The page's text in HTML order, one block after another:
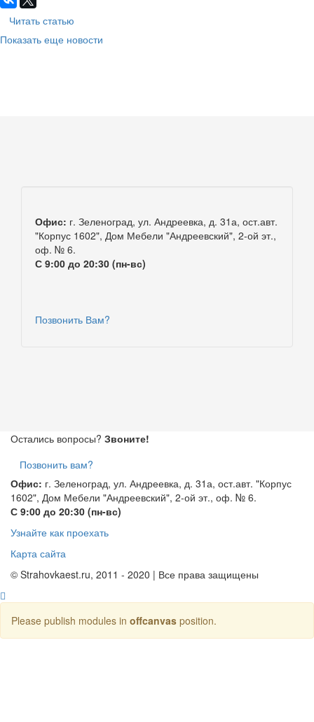
Читать статью
Показать еще новости
Офис: г. Зеленоград, ул. Андреевка, д. 31а, ост.авт.
"Корпус 1602", Дом Мебели "Андреевский", 2-ой эт.,
оф. № 6.
С 9:00 до 20:30 (пн-вс)
Позвонить Вам?
Остались вопросы? Звоните!
Позвонить вам?
Офис: г. Зеленоград, ул. Андреевка, д. 31а, ост.авт. "Корпус
1602", Дом Мебели "Андреевский", 2-ой эт., оф. № 6.
С 9:00 до 20:30 (пн-вс)
Узнайте как проехать
Карта сайта
© Strahovkaest.ru, 2011 - 2020 | Все права защищены
Please publish modules in offcanvas position.